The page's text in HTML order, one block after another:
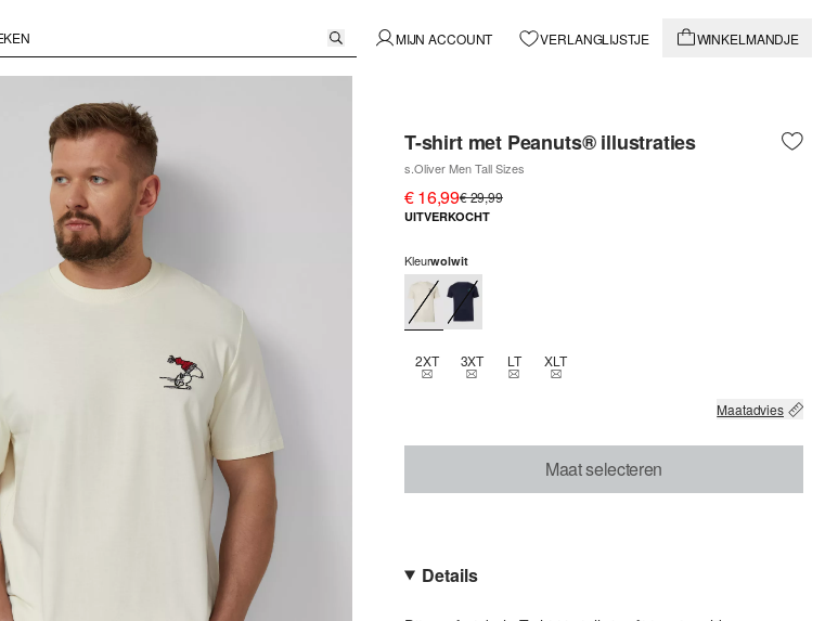
MIJN ACCOUNT VERLANGLIJSTJE WINKELMANDJE
T-shirt met Peanuts® illustraties
s.Oliver Men Tall Sizes
€ 16,99€ 29,99
UITVERKOCHT
Kleurwolwit
2XTTHIS SIZE IS CURRENTLY OUT OF STOCK
3XTTHIS SIZE IS CURRENTLY OUT OF STOCK
LT
THIS SIZE IS CURRENTLY OUT OF STOCK
XLTTHIS SIZE IS CURRENTLY OUT OF STOCK
Maatadvies
Maat selecteren
Details